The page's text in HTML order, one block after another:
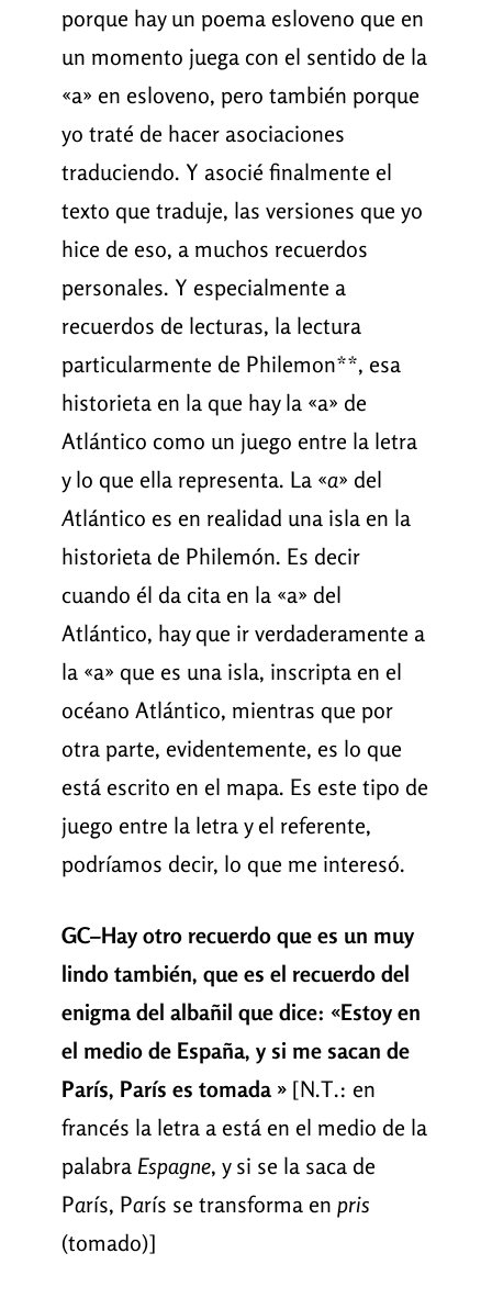
porque hay un poema esloveno que en
un momento juega con el sentido de la
«a» en esloveno, pero también porque
yo traté de hacer asociaciones
traduciendo. Y asocié finalmente el
texto que traduje, las versiones que yo
hice de eso, a muchos recuerdos
personales. Y especialmente a
recuerdos de lecturas, la lectura
particularmente de Philemon**, esa
historieta en la que hay la «a» de
Atlántico como un juego entre la letra
y lo que ella representa. La «a» del
Atlántico es en realidad una isla en la
historieta de Philemón. Es decir
cuando él da cita en la «a» del
Atlántico, hay que ir verdaderamente a
la «a» que es una isla, inscripta en el
océano Atlántico, mientras que por
otra parte, evidentemente, es lo que
está escrito en el mapa. Es este tipo de
juego entre la letra y el referente,
podríamos decir, lo que me interesó.
GC–Hay otro recuerdo que es un muy
lindo también, que es el recuerdo del
enigma del albañil que dice: «Estoy en
el medio de España, y si me sacan de
París, París es tomada »[N.T.: en
francés la letra a está en el medio de la
palabra Espagne, y si se la saca de
París, París se transforma en pris
(tomado)]